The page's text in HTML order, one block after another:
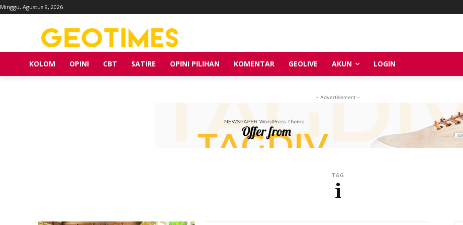
Minggu, Agustus 9, 2026
KOLOM OPINI CBT SATIRE OPINI PILIHAN KOMENTAR GEOLIVE AKUN LOGIN
- Advertisement -
TAG
i